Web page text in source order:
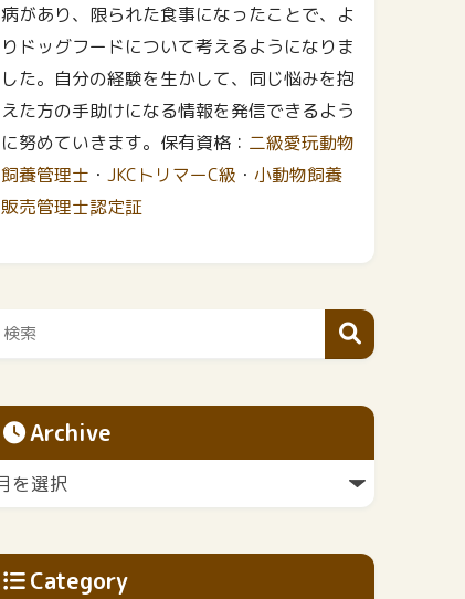
病があり、限られた食事になったことで、よ
りドッグフードについて考えるようになりま
した。自分の経験を生かして、同じ悩みを抱
えた方の手助けになる情報を発信できるよう
に努めていきます。保有資格： 二級愛玩動物
飼養管理士 ・ JKCトリマーC級 ・ 小動物飼養
販売管理士認定証
Archive
Category